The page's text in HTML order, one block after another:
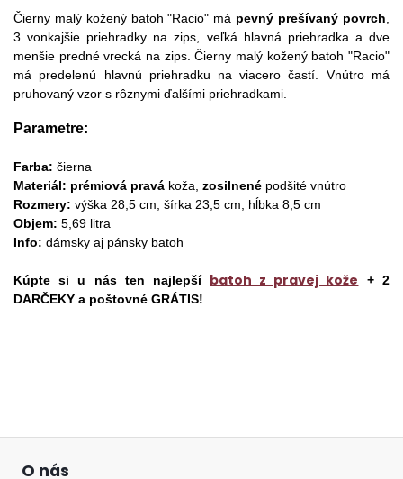
Čierny malý kožený batoh "Racio" má pevný prešívaný povrch,
3 vonkajšie priehradky na zips, veľká hlavná priehradka a dve
menšie predné vrecká na zips. Čierny malý kožený batoh "Racio"
má predelenú hlavnú priehradku na viacero častí. Vnútro má
pruhovaný vzor s rôznymi ďalšími priehradkami.
Parametre:
Farba:čierna
Materiál: prémiová pravá koža,zosilnené podšité vnútro
Rozmery: výška 28,5 cm, šírka 23,5 cm, hĺbka 8,5 cm
Objem: 5,69 litra
Info: dámsky aj pánsky batoh
Kúpte si u nás ten najlepší batoh z pravej kože + 2
DARČEKY a poštovné GRÁTIS!
O nás